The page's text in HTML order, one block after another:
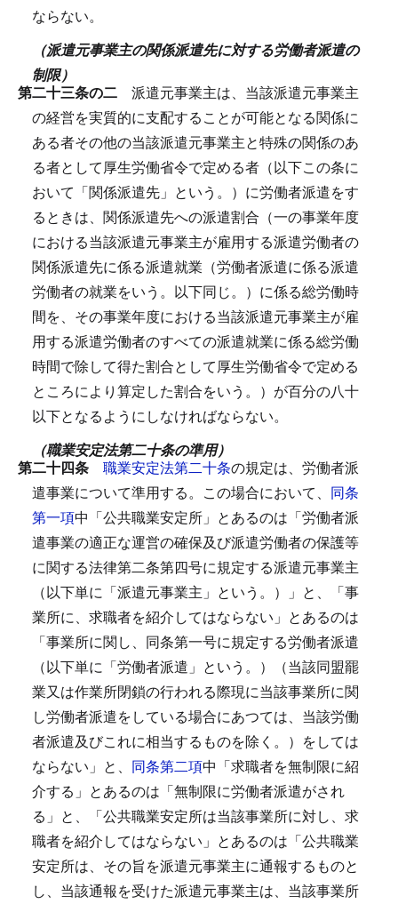
ならない。
（派遣元事業主の関係派遣先に対する労働者派遣の
制限）
第二十三条の二 派遣元事業主は、当該派遣元事業主
の経営を実質的に支配することが可能となる関係に
ある者その他の当該派遣元事業主と特殊の関係のあ
る者として厚生労働省令で定める者（以下この条に
おいて「関係派遣先」という。）に労働者派遣をす
るときは、関係派遣先への派遣割合（一の事業年度
における当該派遣元事業主が雇用する派遣労働者の
関係派遣先に係る派遣就業（労働者派遣に係る派遣
労働者の就業をいう。以下同じ。）に係る総労働時
間を、その事業年度における当該派遣元事業主が雇
用する派遣労働者のすべての派遣就業に係る総労働
時間で除して得た割合として厚生労働省令で定める
ところにより算定した割合をいう。）が百分の八十
以下となるようにしなければならない。
（職業安定法第二十条の準用）
第二十四条 職業安定法第二十条の規定は、労働者派
遣事業について準用する。 この場合において、 同条
第一項中「公共職業安定所」とあるのは「労働者派
遣事業の適正な運営の確保及び派遣労働者の保護等
に関する法律第二条第四号に規定する派遣元事業主
（以下単に「派遣元事業主」という。）」と、「事
業所に、求職者を紹介してはならない」とあるのは
「事業所に関し、同条第一号に規定する労働者派遣
（以下単に「労働者派遣」という。）（当該同盟罷
業又は作業所閉鎖の行われる際現に当該事業所に関
し労働者派遣をしている場合にあつては、当該労働
者派遣及びこれに相当するものを除く。）をしては
ならない」と、 同条第二項中「求職者を無制限に紹
介する」とあるのは「無制限に労働者派遣がされ
る」と、「公共職業安定所は当該事業所に対し、求
職者を紹介してはならない」とあるのは「公共職業
安定所は、その旨を派遣元事業主に通報するものと
し、当該通報を受けた派遣元事業主は、当該事業所